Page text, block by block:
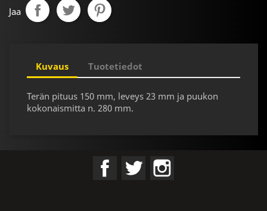
Jaa
Kuvaus Tuotetiedot
Terän pituus 150 mm, leveys 23 mm ja puukon
kokonaismitta n. 280 mm.
FacebookTwitter